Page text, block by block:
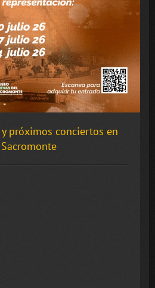
próximos conciertos en